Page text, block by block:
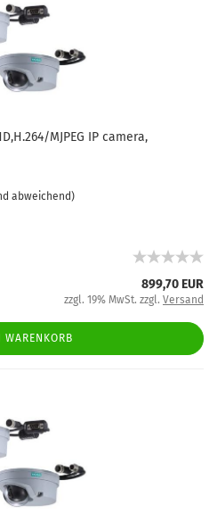
MJPEG IP camera,
abweichend)
899,70 EUR
zzgl. 19% MwSt. zzgl. Versand
WARENKORB